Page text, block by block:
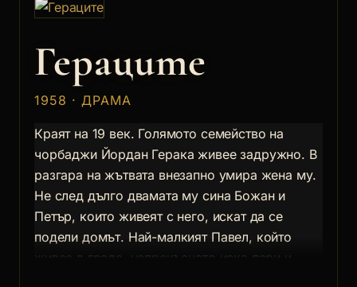
Гераците
1958 · ДРАМА
Краят на 19 век. Голямото семейство на
чорбаджи Йордан Герака живее задружно. В
разгара на жътвата внезапно умира жена му.
Не след дълго двамата му сина Божан и
Петър, които живеят с него, искат да се
подели домът. Най-малкият Павел, който
живее в града, непрекъснато иска пари и